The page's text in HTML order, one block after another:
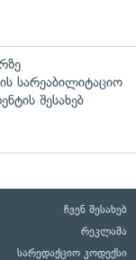
სარეაბილიტაციო
შესახებ
ჩვენ შესახებ
რეკლამა
სარედაქციო კოდექსი